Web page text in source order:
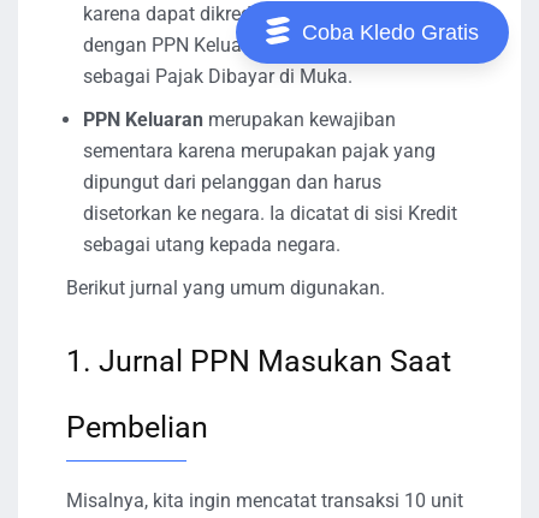
karena dapat dikreditkan atau diperhitungkan
dengan PPN Keluaran. Ia dicatat di sisi Debit
sebagai Pajak Dibayar di Muka.
PPN Keluaran merupakan kewajiban
sementara karena merupakan pajak yang
dipungut dari pelanggan dan harus
disetorkan ke negara. Ia dicatat di sisi Kredit
sebagai utang kepada negara.
Berikut jurnal yang umum digunakan.
1. Jurnal PPN Masukan Saat
Pembelian
Misalnya, kita ingin mencatat transaksi 10 unit
Coba Kledo Gratis